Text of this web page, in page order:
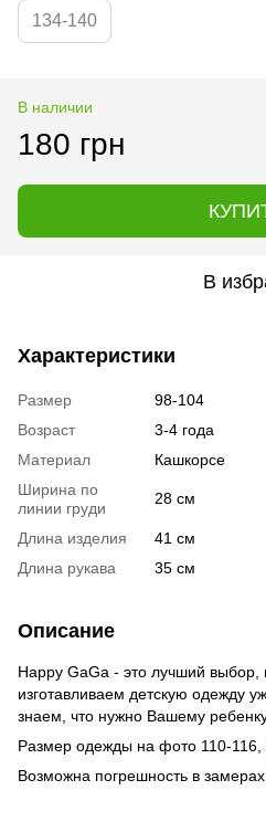
134-140
В наличии
180 грн
В
Характеристики
Размер
98-104
Возраст
3-4 года
Материал
Кашкорсе
Ширина по
линии груди
28 см
Длина изделия
41 см
Длина рукава
35 см
Описание
Happy GaGa - это лучший выбор,
изготавливаем детскую одежду
знаем, что нужно Вашему
Размер одежды на фото 110-116,
Возможна погрешность в